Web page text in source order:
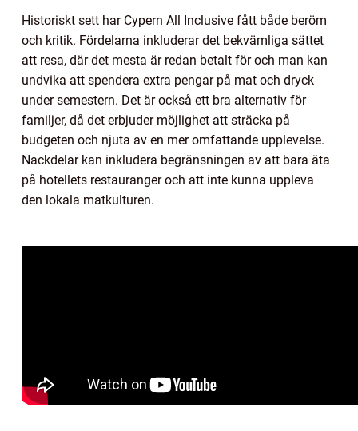
Historiskt sett har Cypern All Inclusive fått både beröm
och kritik. Fördelarna inkluderar det bekvämliga sättet
att resa, där det mesta är redan betalt för och man kan
undvika att spendera extra pengar på mat och dryck
under semestern. Det är också ett bra alternativ för
familjer, då det erbjuder möjlighet att sträcka på
budgeten och njuta av en mer omfattande upplevelse.
Nackdelar kan inkludera begränsningen av att bara äta
på hotellets restauranger och att inte kunna uppleva
den lokala matkulturen.